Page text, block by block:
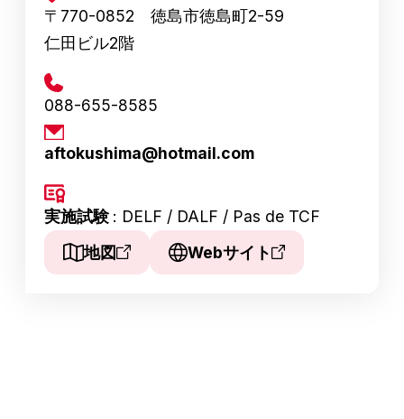
〒770-0852 徳島市徳島町2-59
仁田ビル2階
088-655-8585
aftokushima@hotmail.com
実施試験 : DELF / DALF / Pas de TCF
地図
Webサイト